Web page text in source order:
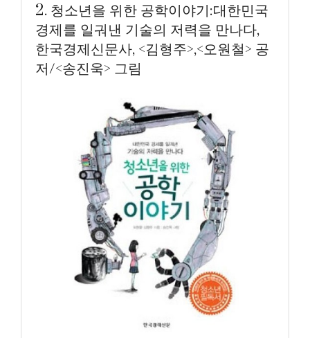
2. 청소년을 위한 공학이야기:대한민국
경제를 일궈낸 기술의 저력을 만나다,
한국경제신문사, <김형주>,<오원철> 공
저/<송진욱> 그림